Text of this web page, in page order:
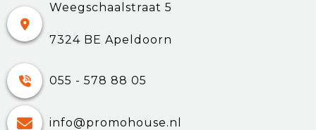
Weegschaalstraat 5
7324 BE Apeldoorn
055 - 578 88 05
info@promohouse.nl